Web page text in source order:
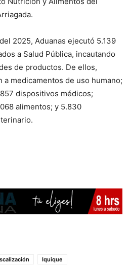
2025, Aduanas ejecutó 5.139
a Salud Pública, incautando
de productos. De ellos,
medicamentos de uso humano;
dispositivos médicos;
alimentos; y 5.830
Iquique